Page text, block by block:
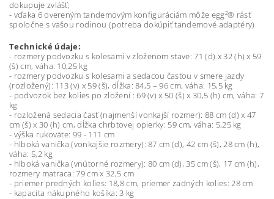
dokupuje zvlášť;
- vďaka 6 overeným tandemovým konfiguráciám môže egg²® rásť
spoločne s vašou rodinou (potreba dokúpiť tandemové adaptéry).
Technické údaje:
- rozmery podvozku s kolesami v zloženom stave: 71 (d) x 32 (h) x 59
(š) cm, váha: 10,25 kg
- rozmery podvozku s kolesami a sedacou časťou v smere jazdy
(rozložený): 113 (v) x 59 (š), dĺžka: 84,5 – 96 cm, váha: 15,5 kg
- podvozok bez kolies po zložení : 69 (v) x 50 (š) x 30,5 (h) cm, váha: 7
kg
- rozložená sedacia časť (najmenší vonkajší rozmer): 88 cm (d) x 47
cm (š) x 30 (h) cm, dĺžka chrbtovej opierky: 59 cm, váha: 5,25 kg
- výška rukoväte: 99 - 111 cm
- hlboká vanička (vonkajšie rozmery): 87 cm (d), 42 cm (š), 28 cm (h),
váha: 5,2 kg
- hlboká vanička (vnútorné rozmery): 80 cm (d), 35 cm (š), 17 cm (h),
rozmery matraca: 79 cm x 32,5 cm
- priemer predných kolies: 18,8 cm, priemer zadných kolies: 28 cm
- kapacita nákupného košíka: 3 kg